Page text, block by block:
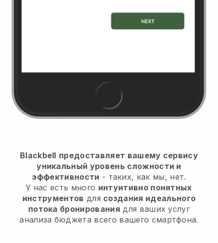
Blackbell предоставляет вашему сервису
уникальный уровень сложности и
эффективности - таких, как мы, нет.
У нас есть много интуитивно понятных
инструментов для создания идеального
потока бронирования для ваших услуг
анализа бюджета всего вашего смартфона.